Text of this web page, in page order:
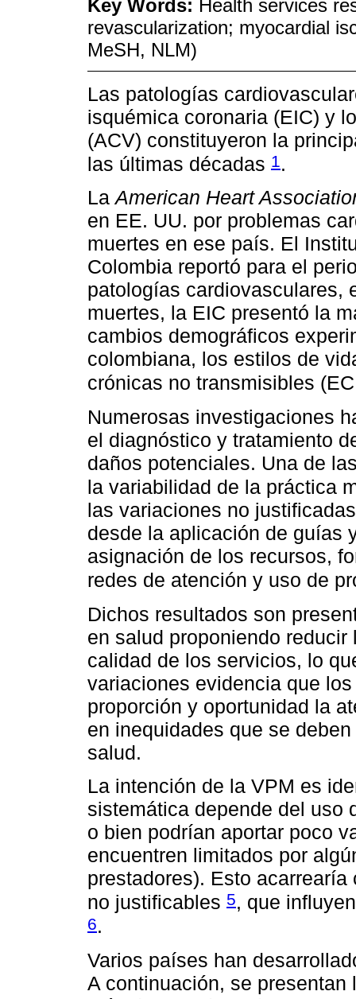
Key Words: Health services
revascularization; myocardial
MeSH, NLM)
Las patologías
isquémica coronaria (EIC) y
(ACV) constituyeron la
las últimas décadas 1 .
LaAmerican Heart
en EE. UU. por problemas
muertes en ese país. El
Colombia reportó para el
patologías cardiovasculares,
muertes, la EIC presentó la
cambios demográficos
colombiana, los estilos de
crónicas no transmisibles
Numerosas investigaciones
el diagnóstico y tratamiento
daños potenciales. Una de
la variabilidad de la práctica
las variaciones no
desde la aplicación de guías
asignación de los recursos,
redes de atención y uso de
Dichos resultados son
en salud proponiendo
calidad de los servicios, lo
variaciones evidencia que
proporción y oportunidad la
en inequidades que se
salud.
La intención de la VPM es
sistemática depende del uso
o bien podrían aportar poco
encuentren limitados por
prestadores). Esto
no justificables 5, que
6.
Varios países han
A continuación, se